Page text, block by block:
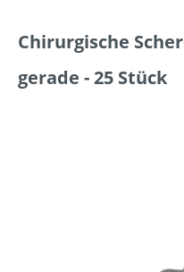
Chirurgische
gerade - 25 Stück